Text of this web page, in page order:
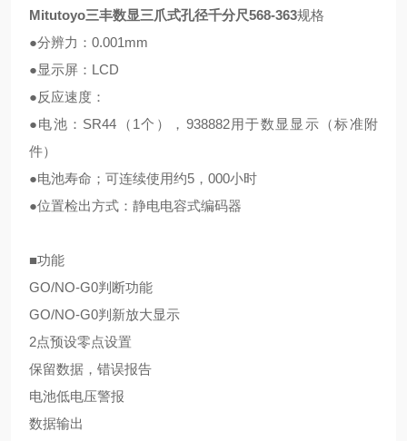
Mitutoyo三丰数显三爪式孔径千分尺568-363规格
●分辨力：0.001mm
●显示屏：LCD
●反应速度：
●电池：SR44（1个），938882用于数显显示（标准附
件）
●电池寿命；可连续使用约5，000小时
●位置检出方式：静电电容式编码器
■功能
GO/NO-G0判断功能
GO/NO-G0判新放大显示
2点预设零点设置
保留数据，错误报告
电池低电压警报
数据输出